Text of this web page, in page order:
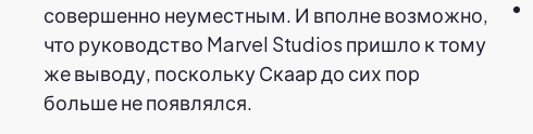
совершенно неуместным. И вполне возможно,
что руководство Marvel Studios пришло к тому
же выводу, поскольку Скаар до сих пор
больше не появлялся.